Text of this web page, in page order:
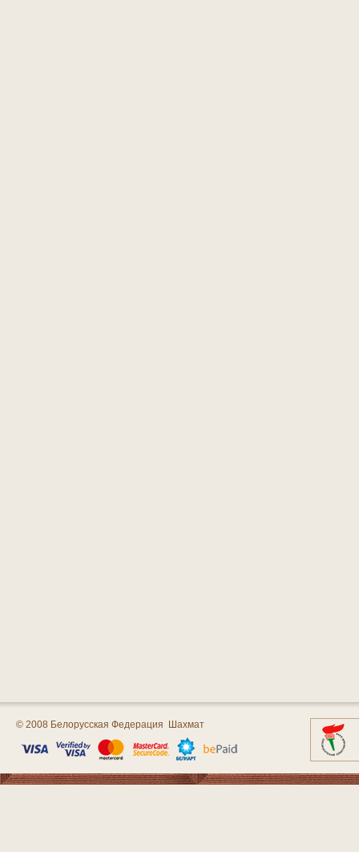
© 2008 Белорусская Федерация Шахмат